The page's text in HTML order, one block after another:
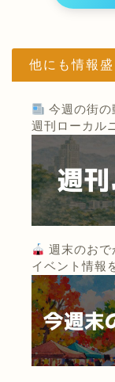
他にも情報
今週の街の
週刊ローカル
週末のおで
イベント情報